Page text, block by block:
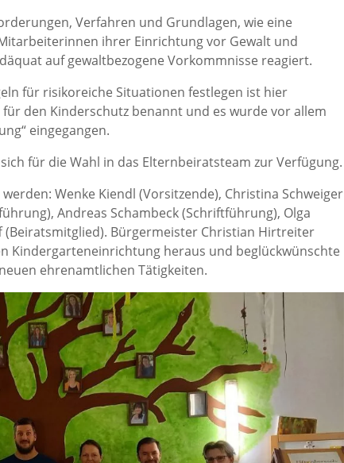
Verfahren und Grundlagen, wie eine
ihrer Einrichtung vor Gewalt und
auf gewaltbezogene Vorkommnisse reagiert.
für risikoreiche Situationen festlegen ist hier
den Kinderschutz benannt und es wurde vor allem
eingegangen.
für die Wahl in das Elternbeiratsteam zur Verfügung.
Wenke Kiendl (Vorsitzende), Christina Schweiger
Andreas Schambeck (Schriftführung), Olga
(Beiratsmitglied). Bürgermeister Christian Hirtreiter
Kindergarteneinrichtung heraus und beglückwünschte
ehrenamtlichen Tätigkeiten.